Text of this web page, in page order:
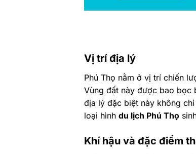
Vị trí địa lý
Phú Thọ nằm ở vị trí chiến
Vùng đất này được bao bọc
địa lý đặc biệt này không
loại hìnhdu lịch Phú Thọ
Khí hậu và đặc điểm